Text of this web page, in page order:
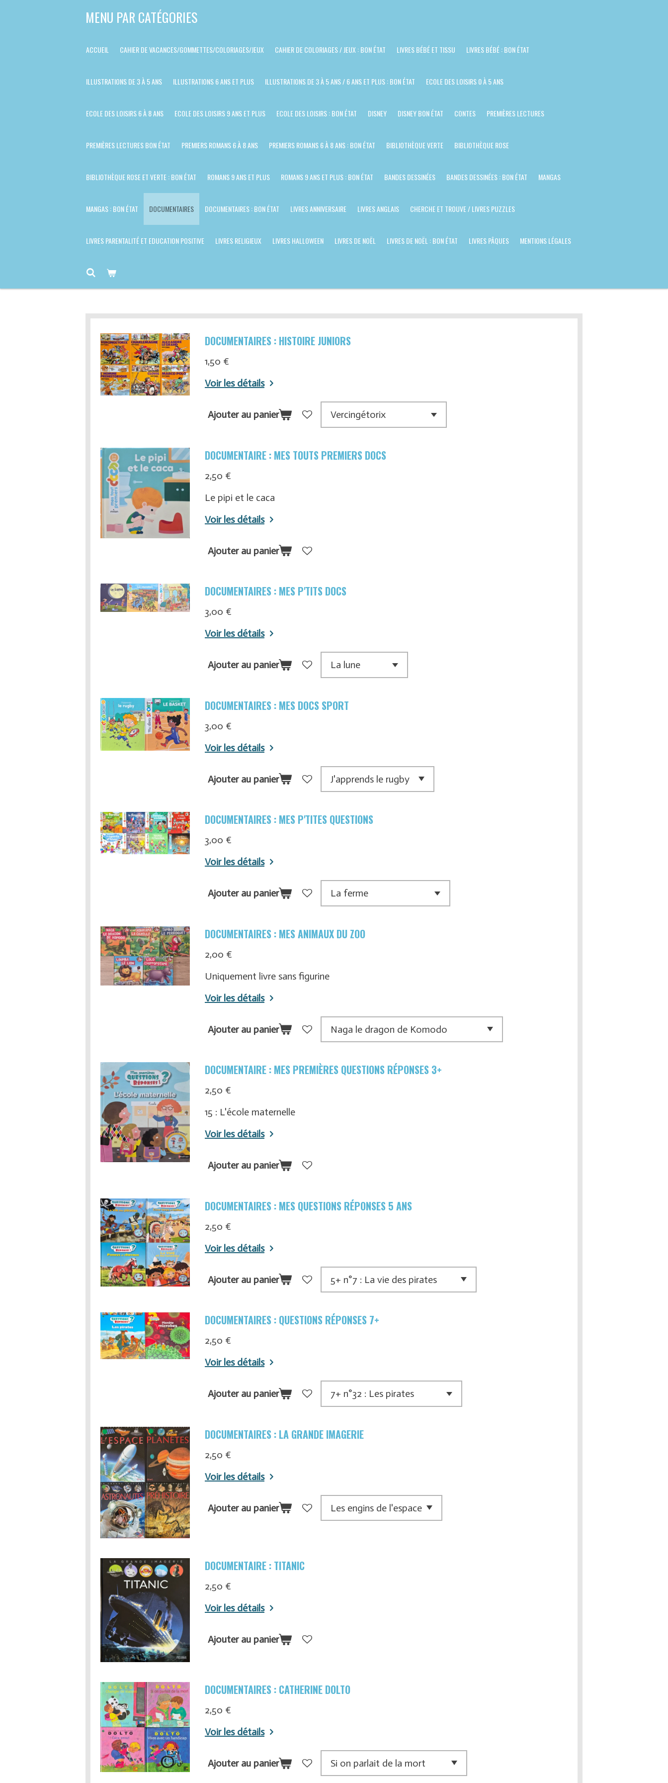
MENU PAR CATÉGORIES
ACCUEIL CAHIER DE VACANCES/GOMMETTES/COLORIAGES/JEUX CAHIER DE COLORIAGES / JEUX : BON ÉTAT LIVRES BÉBÉ ET TISSU LIVRES BÉBÉ : BON ÉTAT
ILLUSTRATIONS DE 3 À 5 ANS ILLUSTRATIONS 6 ANS ET PLUS ILLUSTRATIONS DE 3 À 5 ANS / 6 ANS ET PLUS : BON ÉTAT ECOLE DES LOISIRS 0 À 5 ANS
ECOLE DES LOISIRS 6 À 8 ANS ECOLE DES LOISIRS 9 ANS ET PLUS ECOLE DES LOISIRS : BON ÉTAT DISNEY DISNEY BON ÉTAT CONTES PREMIÈRES LECTURES
PREMIÈRES LECTURES BON ÉTAT PREMIERS ROMANS 6 À 8 ANS PREMIERS ROMANS 6 À 8 ANS : BON ÉTAT BIBLIOTHÈQUE VERTE BIBLIOTHÈQUE ROSE
BIBLIOTHÈQUE ROSE ET VERTE : BON ÉTAT ROMANS 9 ANS ET PLUS ROMANS 9 ANS ET PLUS : BON ÉTAT BANDES DESSINÉES BANDES DESSINÉES : BON ÉTAT MANGAS
MANGAS : BON ÉTAT DOCUMENTAIRES DOCUMENTAIRES : BON ÉTAT LIVRES ANNIVERSAIRE LIVRES ANGLAIS CHERCHE ET TROUVE / LIVRES PUZZLES
LIVRES PARENTALITÉ ET EDUCATION POSITIVE LIVRES RELIGIEUX LIVRES HALLOWEEN LIVRES DE NOËL LIVRES DE NOËL : BON ÉTAT LIVRES PÂQUES MENTIONS LÉGALES
DOCUMENTAIRES : HISTOIRE JUNIORS
1,50 €
Voir les détails
Ajouter au panier
DOCUMENTAIRE : MES TOUTS PREMIERS DOCS
2,50 €
Le pipi et le caca
Voir les détails
Ajouter au panier
DOCUMENTAIRES : MES P'TITS DOCS
3,00 €
Voir les détails
Ajouter au panier
DOCUMENTAIRES : MES DOCS SPORT
3,00 €
Voir les détails
Ajouter au panier
DOCUMENTAIRES : MES P'TITES QUESTIONS
3,00 €
Voir les détails
Ajouter au panier
DOCUMENTAIRES : MES ANIMAUX DU ZOO
2,00 €
Uniquement livre sans figurine
Voir les détails
Ajouter au panier
DOCUMENTAIRE : MES PREMIÈRES QUESTIONS RÉPONSES 3+
2,50 €
15 : L'école maternelle
Voir les détails
Ajouter au panier
DOCUMENTAIRES : MES QUESTIONS RÉPONSES 5 ANS
2,50 €
Voir les détails
Ajouter au panier
DOCUMENTAIRES : QUESTIONS RÉPONSES 7+
2,50 €
Voir les détails
Ajouter au panier
DOCUMENTAIRES : LA GRANDE IMAGERIE
2,50 €
Voir les détails
Ajouter au panier
DOCUMENTAIRE : TITANIC
2,50 €
Voir les détails
Ajouter au panier
DOCUMENTAIRES : CATHERINE DOLTO
2,50 €
Voir les détails
Ajouter au panier